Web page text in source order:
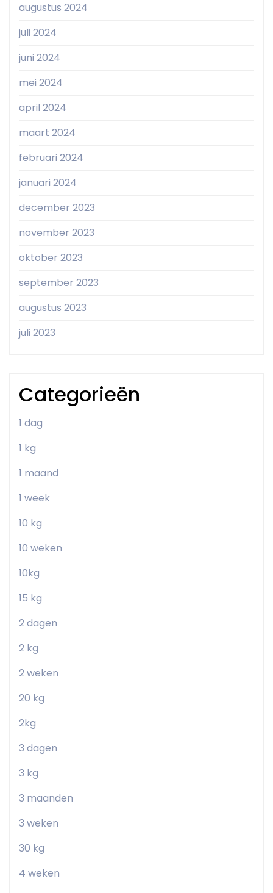
augustus 2024
juli 2024
juni 2024
mei 2024
april 2024
maart 2024
februari 2024
januari 2024
december 2023
november 2023
oktober 2023
september 2023
augustus 2023
juli 2023
Categorieën
1 dag
1 kg
1 maand
1 week
10 kg
10 weken
10kg
15 kg
2 dagen
2 kg
2 weken
20 kg
2kg
3 dagen
3 kg
3 maanden
3 weken
30 kg
4 weken